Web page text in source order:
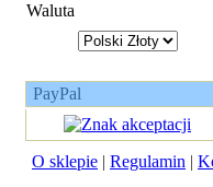
Waluta
PayPal
O sklepie | Regulamin |